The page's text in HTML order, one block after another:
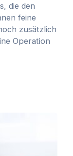
die den
feine
zusätzlich
Operation